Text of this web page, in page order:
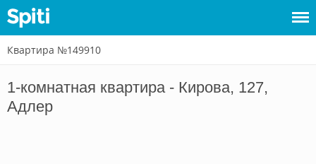
Войти
Сдать
Квартира №149910
1-комнатная квартира - Кирова, 127,
Адлер